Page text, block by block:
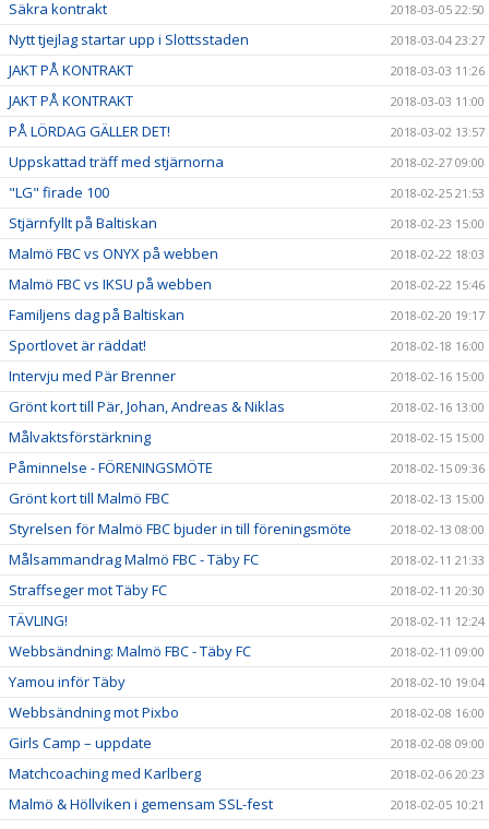
Säkra kontrakt 2018-03-05 22:50
Nytt tjejlag startar upp i Slottsstaden 2018-03-04 23:27
JAKT PÅ KONTRAKT 2018-03-03 11:26
JAKT PÅ KONTRAKT 2018-03-03 11:00
PÅ LÖRDAG GÄLLER DET! 2018-03-02 13:57
Uppskattad träff med stjärnorna 2018-02-27 09:00
"LG" firade 100 2018-02-25 21:53
Stjärnfyllt på Baltiskan 2018-02-23 15:00
Malmö FBC vs ONYX på webben 2018-02-22 18:03
Malmö FBC vs IKSU på webben 2018-02-22 15:46
Familjens dag på Baltiskan 2018-02-20 19:17
Sportlovet är räddat! 2018-02-18 16:00
Intervju med Pär Brenner 2018-02-16 15:00
Grönt kort till Pär, Johan, Andreas & Niklas 2018-02-16 13:00
Målvaktsförstärkning 2018-02-15 15:00
Påminnelse - FÖRENINGSMÖTE 2018-02-15 09:36
Grönt kort till Malmö FBC 2018-02-13 15:00
Styrelsen för Malmö FBC bjuder in till föreningsmöte 2018-02-13 08:00
Målsammandrag Malmö FBC - Täby FC 2018-02-11 21:33
Straffseger mot Täby FC 2018-02-11 20:30
TÄVLING! 2018-02-11 12:24
Webbsändning: Malmö FBC - Täby FC 2018-02-11 09:00
Yamou inför Täby 2018-02-10 19:04
Webbsändning mot Pixbo 2018-02-08 16:00
Girls Camp – uppdate 2018-02-08 09:00
Matchcoaching med Karlberg 2018-02-06 20:23
Malmö & Höllviken i gemensam SSL-fest 2018-02-05 10:21